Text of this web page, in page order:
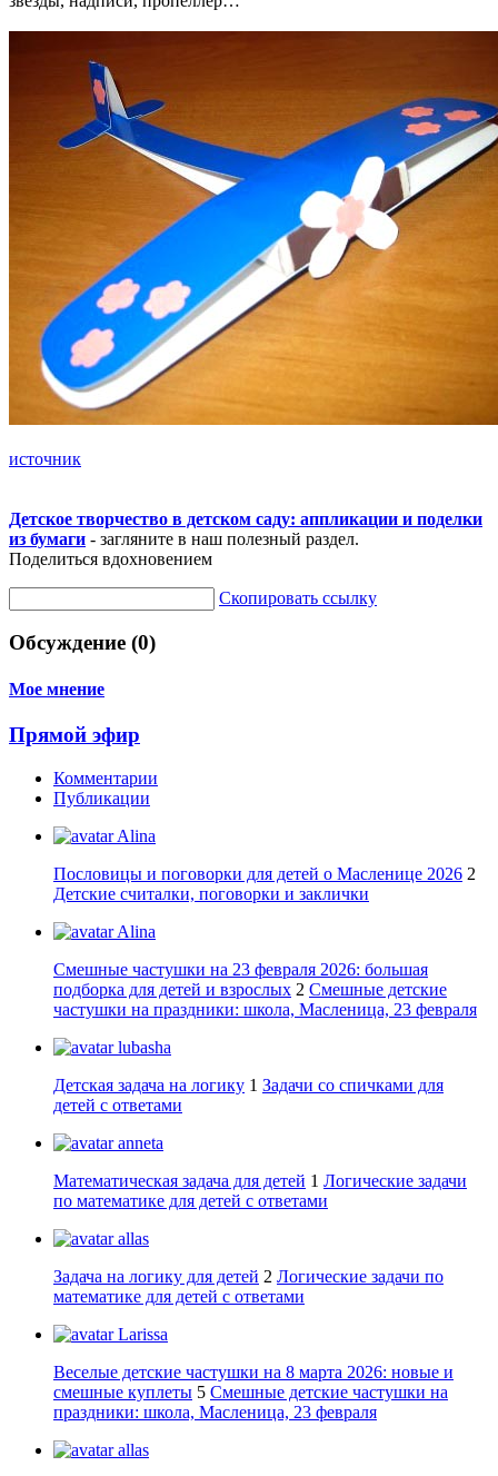
источник
Детское творчество в детском саду: аппликации и поделки
из бумаги - загляните в наш полезный раздел.
Поделиться вдохновением
Скопировать ссылку
Обсуждение (0)
Мое мнение
Прямой эфир
Комментарии
Публикации
Alina
Пословицы и поговорки для детей о Масленице 2026 2
Детские считалки, поговорки и заклички
Alina
Смешные частушки на 23 февраля 2026: большая
подборка для детей и взрослых 2 Смешные детские
частушки на праздники: школа, Масленица, 23 февраля
lubasha
Детская задача на логику 1 Задачи со спичками для
детей с ответами
anneta
Математическая задача для детей 1 Логические задачи
по математике для детей с ответами
allas
Задача на логику для детей 2 Логические задачи по
математике для детей с ответами
Larissa
Веселые детские частушки на 8 марта 2026: новые и
смешные куплеты 5 Смешные детские частушки на
праздники: школа, Масленица, 23 февраля
allas